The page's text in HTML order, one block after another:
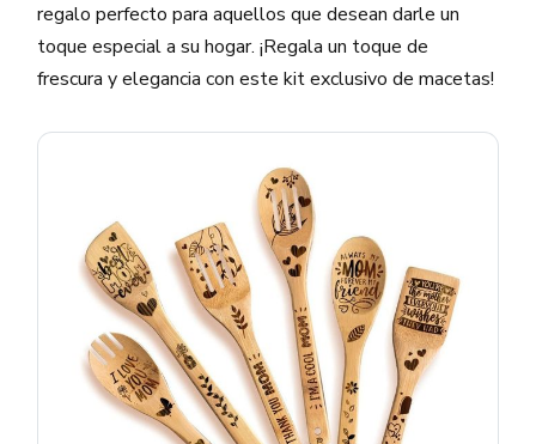
regalo perfecto para aquellos que desean darle un
toque especial a su hogar. ¡Regala un toque de
frescura y elegancia con este kit exclusivo de macetas!